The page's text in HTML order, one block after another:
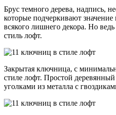
Брус темного дерева, надпись,
которые подчеркивают значение
всякого лишнего декора. Но
стиль лофт.
Закрытая ключница, с
стиле лофт. Простой
уголками из металла с